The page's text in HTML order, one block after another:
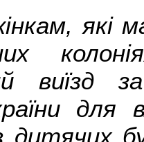
які
виїзд
для
дитячих